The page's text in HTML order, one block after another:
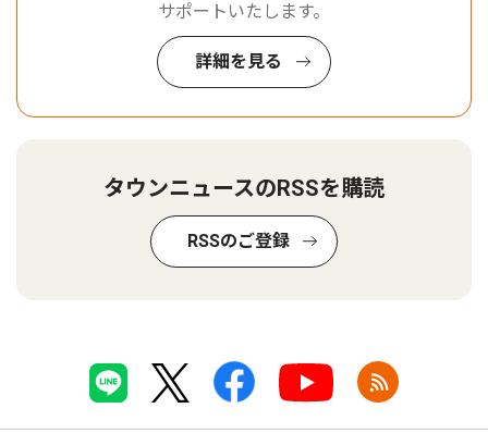
サポートいたします。
詳細を見る
タウンニュースのRSSを購読
RSSのご登録